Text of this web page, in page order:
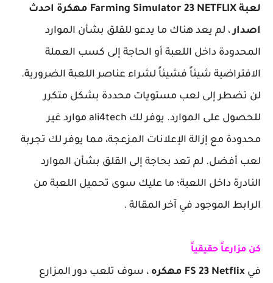
لعبة Farming Simulator 23 NETFLIX مهكرة احدث
اصدار، لم يعد هناك ما يدعو للقلق بشأن الموارد
المحدودة داخل اللعبة أو الحاجة إلى كسب العملة
الافتراضية شيئاً فشيئاً لشراء عناصر اللعبة الضرورية.
لن تضطر إلى لعب مستويات محددة بشكل متكرر
للحصول على الموارد. يوفر لك ali4tech موارد غير
محدودة مع إزالة الإعلانات المزعجة، مما يوفر لك تجربة
لعب أفضل. لم تعد بحاجة إلى القلق بشأن الموارد
النادرة داخل اللعبة؛ ما عليك سوى تحميل اللعبة من
الرابط الموجود في آخر المقالة .
كن مزارعاً حقيقياً
في FS 23 Netflix مهكره ، سوف تلعب دور المزارع